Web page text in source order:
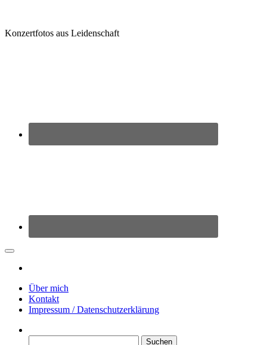
springen
Konzertfotos aus Leidenschaft
Über mich
Kontakt
Impressum / Datenschutzerklärung